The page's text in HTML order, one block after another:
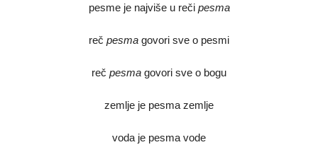
pesme je najviše u reči pesma
reč pesma govori sve o pesmi
reč pesma govori sve o bogu
zemlje je pesma zemlje
voda je pesma vode